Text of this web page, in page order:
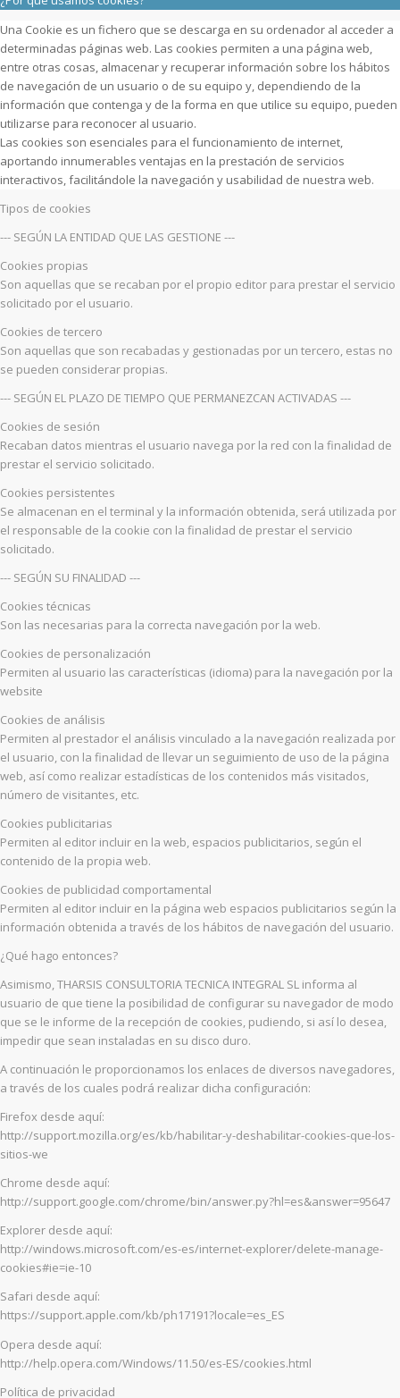
Una Cookie es un fichero que se descarga en su ordenador al acceder a
determinadas páginas web. Las cookies permiten a una página web,
entre otras cosas, almacenar y recuperar información sobre los hábitos
de navegación de un usuario o de su equipo y, dependiendo de la
información que contenga y de la forma en que utilice su equipo, pueden
utilizarse para reconocer al usuario.
Las cookies son esenciales para el funcionamiento de internet,
aportando innumerables ventajas en la prestación de servicios
interactivos, facilitándole la navegación y usabilidad de nuestra web.
Tipos de cookies
--- SEGÚN LA ENTIDAD QUE LAS GESTIONE ---
Cookies propias
Son aquellas que se recaban por el propio editor para prestar el servicio
solicitado por el usuario.
Cookies de tercero
Son aquellas que son recabadas y gestionadas por un tercero, estas no
se pueden considerar propias.
--- SEGÚN EL PLAZO DE TIEMPO QUE PERMANEZCAN ACTIVADAS ---
Cookies de sesión
Recaban datos mientras el usuario navega por la red con la finalidad de
prestar el servicio solicitado.
Cookies persistentes
Se almacenan en el terminal y la información obtenida, será utilizada por
el responsable de la cookie con la finalidad de prestar el servicio
solicitado.
--- SEGÚN SU FINALIDAD ---
Cookies técnicas
Son las necesarias para la correcta navegación por la web.
Cookies de personalización
Permiten al usuario las características (idioma) para la navegación por la
website
Cookies de análisis
Permiten al prestador el análisis vinculado a la navegación realizada por
el usuario, con la finalidad de llevar un seguimiento de uso de la página
web, así como realizar estadísticas de los contenidos más visitados,
número de visitantes, etc.
Cookies publicitarias
Permiten al editor incluir en la web, espacios publicitarios, según el
contenido de la propia web.
Cookies de publicidad comportamental
Permiten al editor incluir en la página web espacios publicitarios según la
información obtenida a través de los hábitos de navegación del usuario.
¿Qué hago entonces?
Asimismo, THARSIS CONSULTORIA TECNICA INTEGRAL SL informa al
usuario de que tiene la posibilidad de configurar su navegador de modo
que se le informe de la recepción de cookies, pudiendo, si así lo desea,
impedir que sean instaladas en su disco duro.
A continuación le proporcionamos los enlaces de diversos navegadores,
a través de los cuales podrá realizar dicha configuración:
Firefox desde aquí:
http://support.mozilla.org/es/kb/habilitar-y-deshabilitar-cookies-que-los-
sitios-we
Chrome desde aquí:
http://support.google.com/chrome/bin/answer.py?hl=es&answer=95647
Explorer desde aquí:
http://windows.microsoft.com/es-es/internet-explorer/delete-manage-
cookies#ie=ie-10
Safari desde aquí:
https://support.apple.com/kb/ph17191?locale=es_ES
Opera desde aquí:
http://help.opera.com/Windows/11.50/es-ES/cookies.html
Política de privacidad